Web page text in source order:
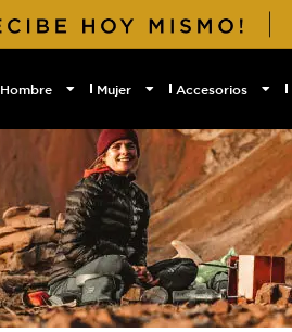
Hombre Mujer Accesorios